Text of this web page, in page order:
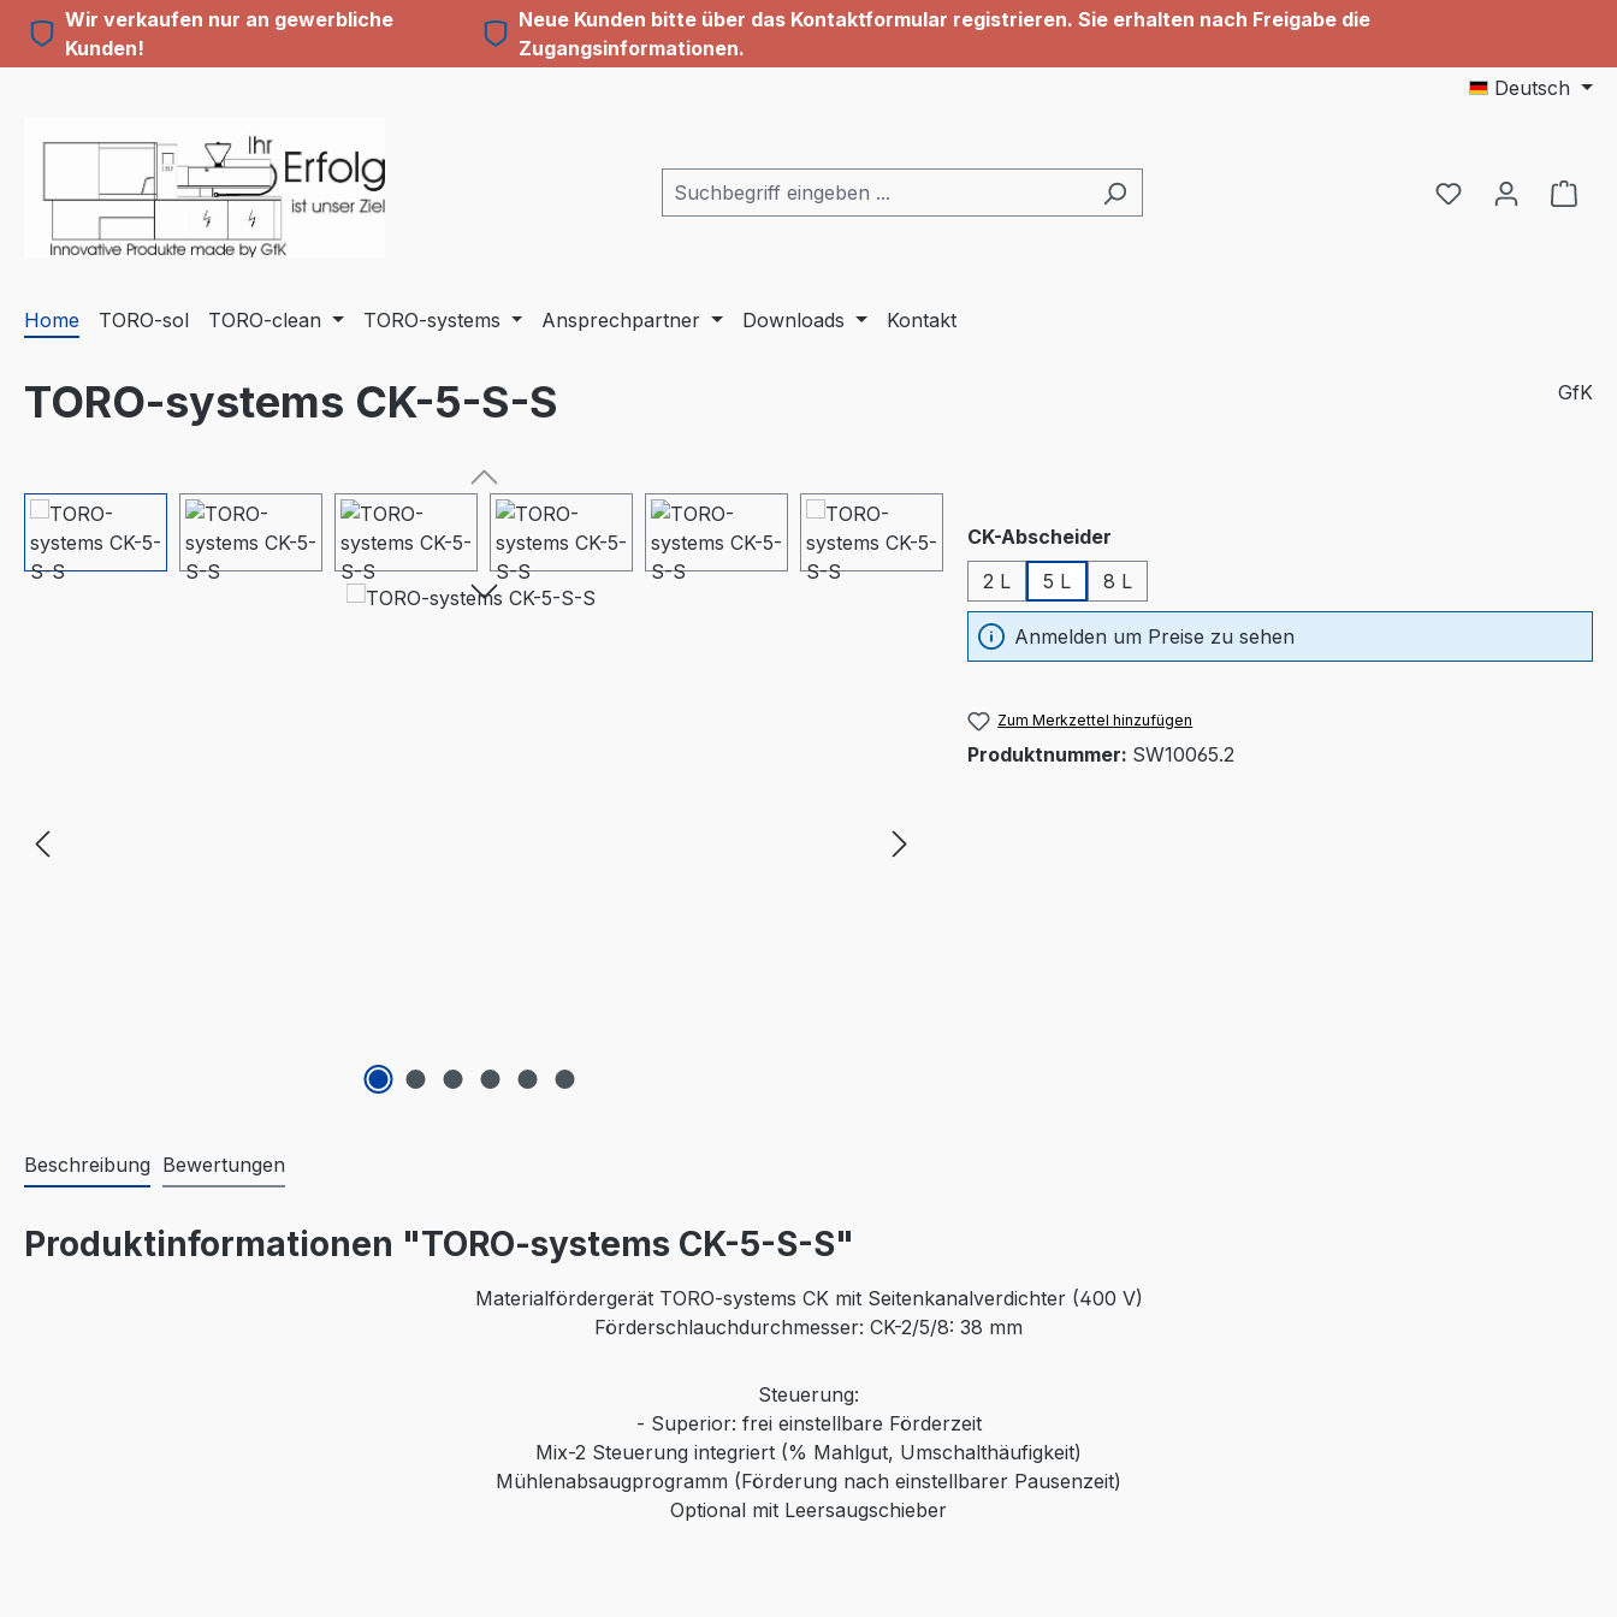
Hauptinhalt springen
Zur Suche springen
Zur Hauptnavigation springen
Wir verkaufen nur an gewerbliche
Kunden!
Neue Kunden bitte über das Kontaktformular registrieren. Sie erhalten nach Freigabe die
Zugangsinformationen.
Deutsch
Home TORO-sol TORO-clean TORO-systems Ansprechpartner Downloads Kontakt
TORO-systems CK-5-S-S GfK
Bildergalerie überspringen
CK-Abscheider
2 L
5 L 8 L
Anmelden um Preise zu sehen
Zum Merkzettel hinzufügen
Produktnummer: SW10065.2
Beschreibung Bewertungen
Produktinformationen "TORO-systems CK-5-S-S"
Materialfördergerät TORO-systems CK mit Seitenkanalverdichter (400 V)
Förderschlauchdurchmesser: CK-2/5/8: 38 mm
Steuerung:
- Superior: frei einstellbare Förderzeit
Mix-2 Steuerung integriert (% Mahlgut, Umschalthäufigkeit)
Mühlenabsaugprogramm (Förderung nach einstellbarer Pausenzeit)
Optional mit Leersaugschieber